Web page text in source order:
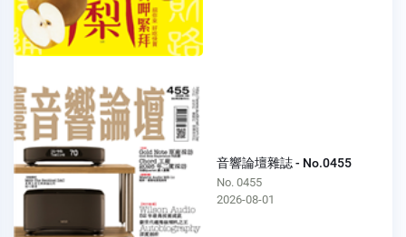
音響論壇雜誌 - No.0455
No. 0455
2026-08-01